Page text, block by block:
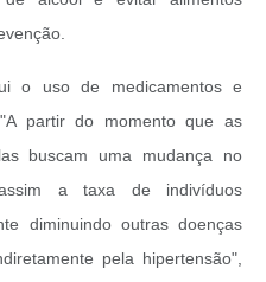
o uso de medicamentos e
partir do momento que as
buscam uma mudança no
a taxa de indivíduos
diminuindo outras doenças
pela hipertensão",